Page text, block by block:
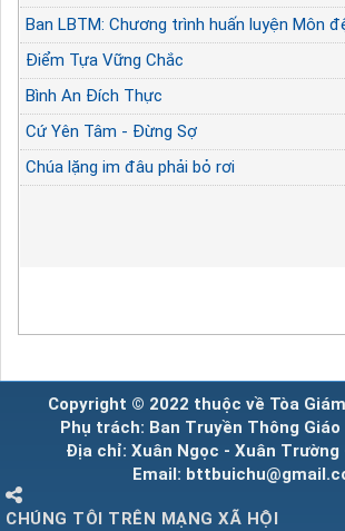
Ban LBTM: Chương trình huấn luyện Môn
Điểm Tựa Vững Chắc
Bình An Đích Thực
Cứ Yên Tâm - Đừng Sợ
Chúa lặng im đâu phải bỏ rơi
Copyright © 2022 thuộc về Tòa
Phụ trách: Ban Truyền Thông Giáo
Địa chỉ: Xuân Ngọc - Xuân Trường
Email:
CHÚNG TÔI TRÊN MẠNG XÃ HỘI